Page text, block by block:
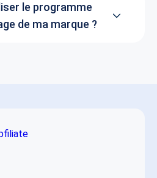
le programme
de ma marque ?